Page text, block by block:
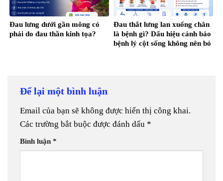
Đau lưng dưới gần mông có
phải do đau thần kinh tọa?
Đau thắt lưng lan xuống chân
là bệnh gì? Dấu hiệu cảnh báo
bệnh lý cột sống không nên bỏ
Để lại một bình luận
Email của bạn sẽ không được hiển thị công khai.
Các trường bắt buộc được đánh dấu *
Bình luận *